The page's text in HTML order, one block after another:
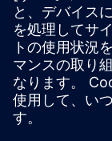
PLMと
NX オープン API
シミュレーショ
グ、およびデジ
詳細情報